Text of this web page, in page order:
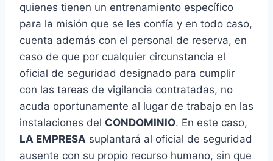
quienes tienen un entrenamiento específico
para la misión que se les confía y en todo caso,
cuenta además con el personal de reserva, en
caso de que por cualquier circunstancia el
oficial de seguridad designado para cumplir
con las tareas de vigilancia contratadas, no
acuda oportunamente al lugar de trabajo en las
instalaciones del CONDOMINIO. En este caso,
LA EMPRESA suplantará al oficial de seguridad
ausente con su propio recurso humano, sin que